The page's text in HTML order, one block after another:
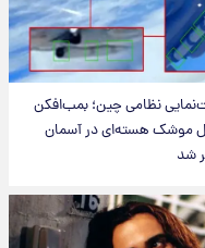
نظامی چین؛ بمب‌افکن
موشک هسته‌ای در آسمان
شد